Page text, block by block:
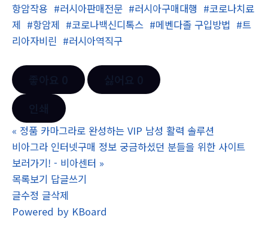
항암작용 #러시아판매전문 #러시아구매대행 #코로나치료
제 #항암제 #코로나백신디톡스 #메벤다졸 구입방법 #트
리아자비린 #러시아역직구
« 정품 카마그라로 완성하는 VIP 남성 활력 솔루션
비아그라 인터넷구매 정보 궁금하셨던 분들을 위한 사이트
보러가기! - 비아센터 »
목록보기 답글쓰기
글수정 글삭제
Powered by KBoard